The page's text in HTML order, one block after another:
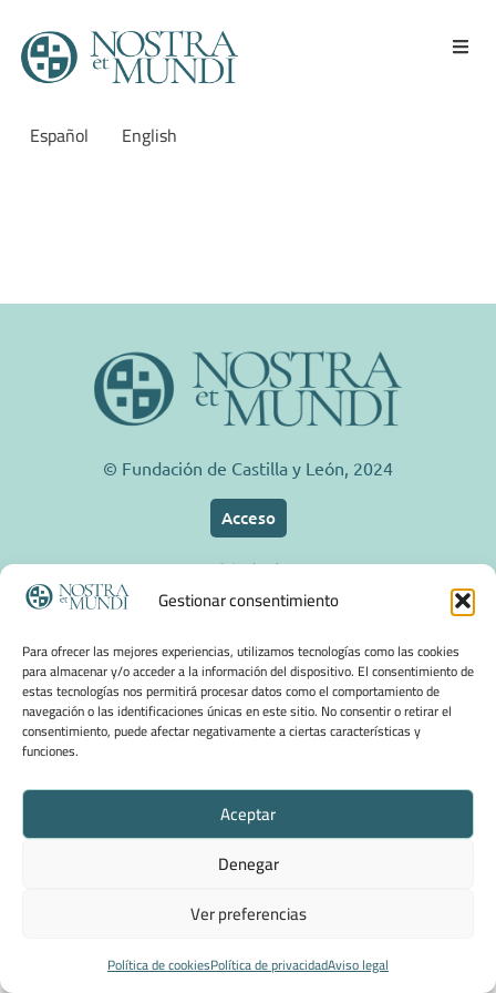
Gestionar consentimiento
Para ofrecer las mejores experiencias, utilizamos tecnologías como las cookies
para almacenar y/o acceder a la información del dispositivo. El consentimiento de
estas tecnologías nos permitirá procesar datos como el comportamiento de
navegación o las identificaciones únicas en este sitio. No consentir o retirar el
consentimiento, puede afectar negativamente a ciertas características y
funciones.
Aceptar
Denegar
Ver preferencias
Política de cookiesPolítica de privacidadAviso legal
Español English
© Fundación de Castilla y León, 2024
Acceso
Aviso legal
Política de cookies